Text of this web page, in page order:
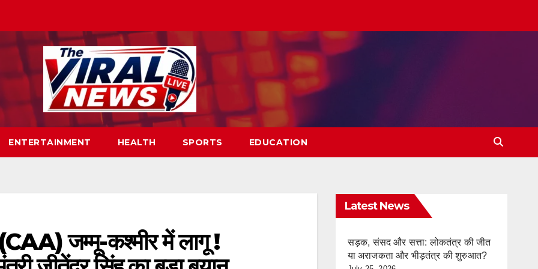
ENTERTAINMENT HEALTH SPORTS EDUCATION
जम्मू-कश्मीर में लागू !
Latest News
सड़क, संसद और सत्ता: लोकतंत्र की जीत
या अराजकता और भीड़तंत्र की शुरुआत?